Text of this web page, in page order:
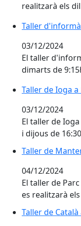
realitzarà els
Taller
Taller
03/12/2024
El taller
dimarts de
Taller de Ioga a
Taller de Ioga a
03/12/2024
El taller de
i dijous de
Taller de
Taller de
04/12/2024
El taller de
es realitzarà
Taller de Català
Taller de Català